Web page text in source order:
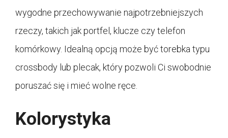
wygodne przechowywanie najpotrzebniejszych
rzeczy, takich jak portfel, klucze czy telefon
komórkowy. Idealną opcją może być torebka typu
crossbody lub plecak, który pozwoli Ci swobodnie
poruszać się i mieć wolne ręce.
Kolorystyka